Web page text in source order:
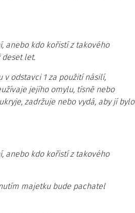
anebo kdo kořistí z takového
let.
v odstavci 1 za použití násilí,
jejího omylu, tísně nebo
zadržuje nebo vydá, aby jí bylo
anebo kdo kořistí z takového
majetku bude pachatel